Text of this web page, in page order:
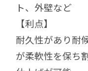
ト、外壁など
【利点】
耐久性があり耐
が柔軟性を保ち